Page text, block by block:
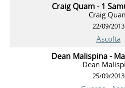
Craig Quam - 1
Craig
22/09/2013
Ascolta
Dean Malispina -
Dean
25/09/2013